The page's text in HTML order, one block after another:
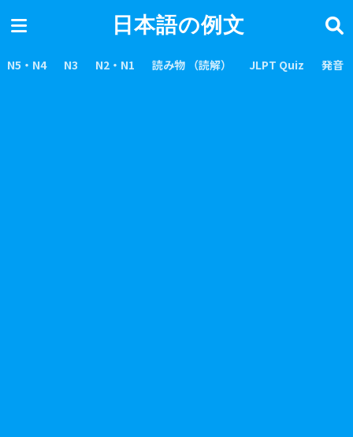
日本語の例文
N5・N4 N3 N2・N1 読み物 （読解） JLPT Quiz 発音